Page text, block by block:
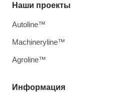
Информация
Наши проекты
Autoline™
Machineryline™
Agroline™